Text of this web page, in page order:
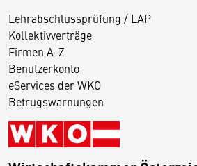
Lehrabschlussprüfung / LAP
Kollektivverträge
Firmen A-Z
Benutzerkonto
eServices der WKO
Betrugswarnungen